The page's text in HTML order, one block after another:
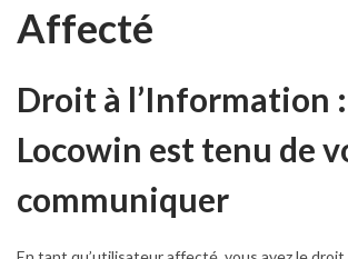
Affecté
Droit à l’Information
Locowin est tenu de
communiquer